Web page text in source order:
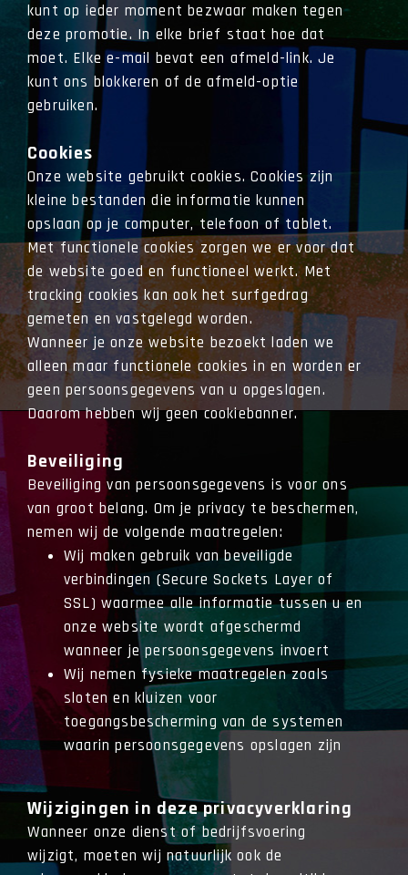
kunt op ieder moment bezwaar maken tegen
deze promotie. In elke brief staat hoe dat
moet. Elke e-mail bevat een afmeld-link. Je
kunt ons blokkeren of de afmeld-optie
gebruiken.
Cookies
Onze website gebruikt cookies. Cookies zijn
kleine bestanden die informatie kunnen
opslaan op je computer, telefoon of tablet.
Met functionele cookies zorgen we er voor dat
de website goed en functioneel werkt. Met
tracking cookies kan ook het surfgedrag
gemeten en vastgelegd worden.
Wanneer je onze website bezoekt laden we
alleen maar functionele cookies in en worden er
geen persoonsgegevens van u opgeslagen.
Daarom hebben wij geen cookiebanner.
Beveiliging
Beveiliging van persoonsgegevens is voor ons
van groot belang. Om je privacy te beschermen,
nemen wij de volgende maatregelen:
Wij maken gebruik van beveiligde
verbindingen (Secure Sockets Layer of
SSL) waarmee alle informatie tussen u en
onze website wordt afgeschermd
wanneer je persoonsgegevens invoert
Wij nemen fysieke maatregelen zoals
sloten en kluizen voor
toegangsbescherming van de systemen
waarin persoonsgegevens opslagen zijn
Wijzigingen in deze privacyverklaring
Wanneer onze dienst of bedrijfsvoering
wijzigt, moeten wij natuurlijk ook de